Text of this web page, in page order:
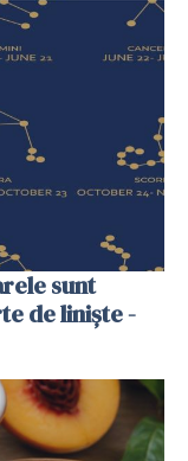
sunt
de liniște -